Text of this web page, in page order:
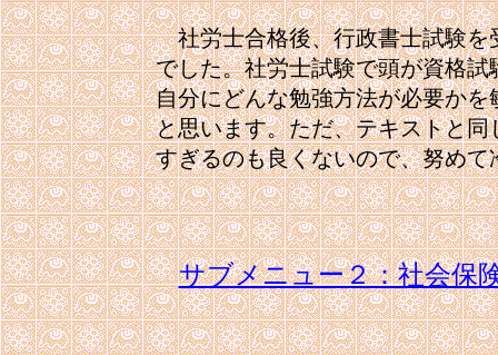
社労士合格後、行政書士試験を
でした。社労士試験で頭が資格
自分にどんな勉強方法が必要か
と思います。ただ、テキストと
すぎるのも良くないので、努め
サブメニュー２：社会保